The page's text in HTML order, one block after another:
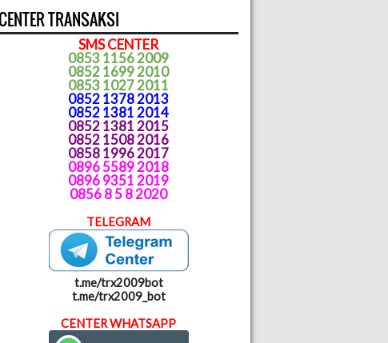
CENTER TRANSAKSI
SMS CENTER
0853 1156 2009
0852 1699 2010
0853 1027 2011
0852 1378 2013
0852 1381 2014
0852 1381 2015
0852 1508 2016
0858 1996 2017
0896 5589 2018
0896 9351 2019
0856 8 5 8 2020
TELEGRAM
t.me/trx2009bot
t.me/trx2009_bot
CENTER WHATSAPP